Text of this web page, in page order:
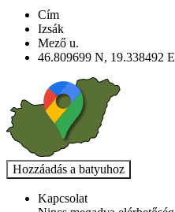
Cím
Izsák
Mező u.
46.809699 N, 19.338492 E
Kapcsolat